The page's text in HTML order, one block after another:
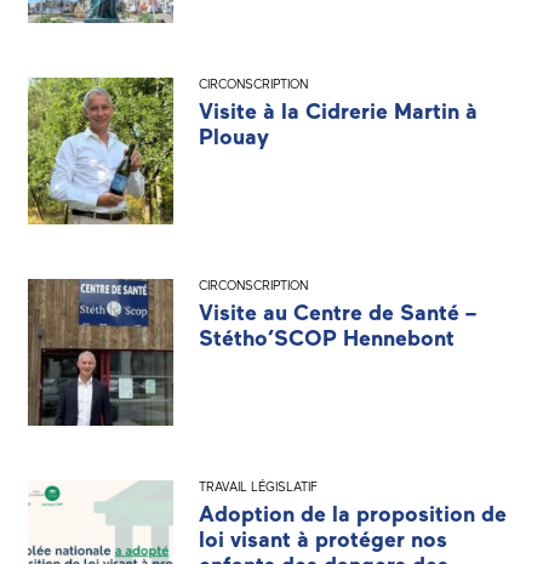
CIRCONSCRIPTION
Visite à la Cidrerie Martin à
Plouay
CIRCONSCRIPTION
Visite au Centre de Santé –
Stétho’SCOP Hennebont
TRAVAIL LÉGISLATIF
Adoption de la proposition de
loi visant à protéger nos